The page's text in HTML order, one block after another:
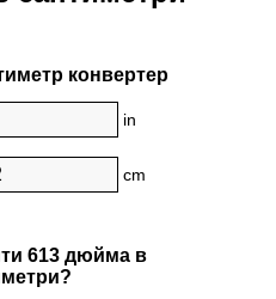
конвертер
in
cm
613 дюйма в